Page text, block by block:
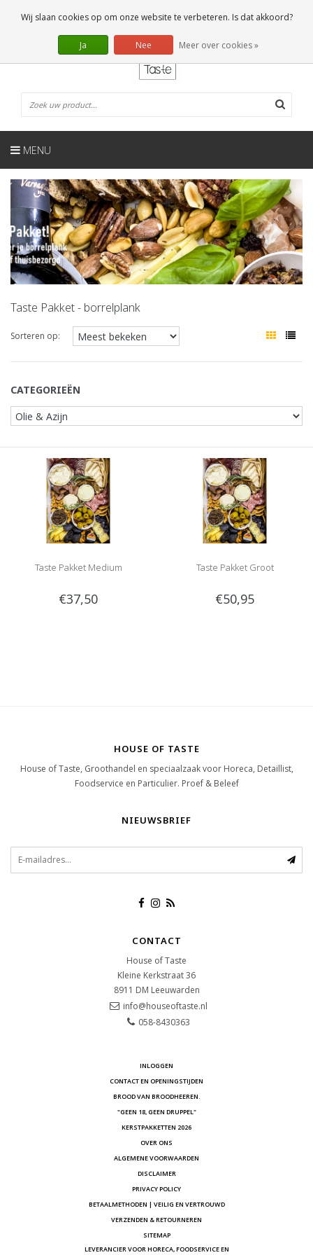
0 Artikelen
NL
MENU
Taste Pakket - borrelplank
Sorteren op:
CATEGORIEËN
Taste Pakket Medium
€37,50
Taste Pakket Groot
€50,95
HOUSE OF TASTE
House of Taste, Groothandel en speciaalzaak voor Horeca, Detaillist,
Foodservice en Particulier. Proef & Beleef
NIEUWSBRIEF
CONTACT
House of Taste
Kleine Kerkstraat 36
8911 DM Leeuwarden
info@houseoftaste.nl
058-8430363
INLOGGEN
CONTACT EN OPENINGSTIJDEN
BROOD VAN BROODHEEREN.
"GEEN 18, GEEN DRUPPEL"
KERSTPAKKETTEN 2026
OVER ONS
ALGEMENE VOORWAARDEN
DISCLAIMER
PRIVACY POLICY
BETAALMETHODEN | VEILIG EN VERTROUWD
VERZENDEN & RETOURNEREN
SITEMAP
LEVERANCIER VOOR HORECA, FOODSERVICE EN
Wij slaan cookies op om onze website te verbeteren. Is dat akkoord?
Ja Nee Meer over cookies »